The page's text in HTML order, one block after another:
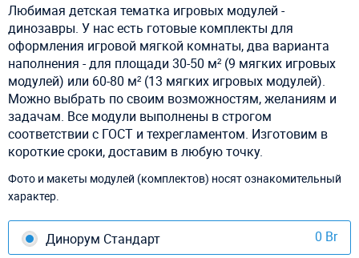
Любимая детская тематка игровых модулей -
динозавры. У нас есть готовые комплекты для
оформления игровой мягкой комнаты, два варианта
наполнения - для площади 30-50 м² (9 мягких игровых
модулей) или 60-80 м² (13 мягких игровых модулей).
Можно выбрать по своим возможностям, желаниям и
задачам. Все модули выполнены в строгом
соответствии с ГОСТ и техрегламентом. Изготовим в
короткие сроки, доставим в любую точку.
Фото и макеты модулей (комплектов) носят ознакомительный
характер.
Динорум Стандарт 0 Br